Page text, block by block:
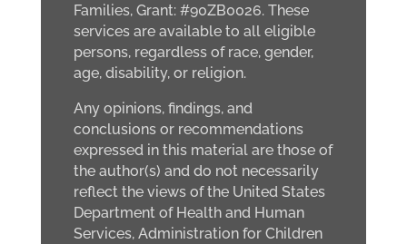
Families, Grant: #90ZB0026. These
services are available to all eligible
persons, regardless of race, gender,
age, disability, or religion.
Any opinions, findings, and
conclusions or recommendations
expressed in this material are those of
the author(s) and do not necessarily
reflect the views of the United States
Department of Health and Human
Services, Administration for Children